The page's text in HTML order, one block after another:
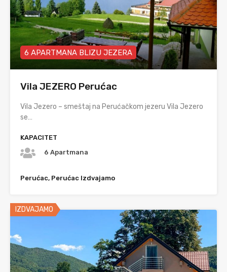
6 APARTMANA BLIZU JEZERA
Vila JEZERO Perućac
Vila Jezero – smeštaj na Perućačkom jezeru Vila Jezero
se…
KAPACITET
6 Apartmana
Perućac, Perućac Izdvajamo
IZDVAJAMO